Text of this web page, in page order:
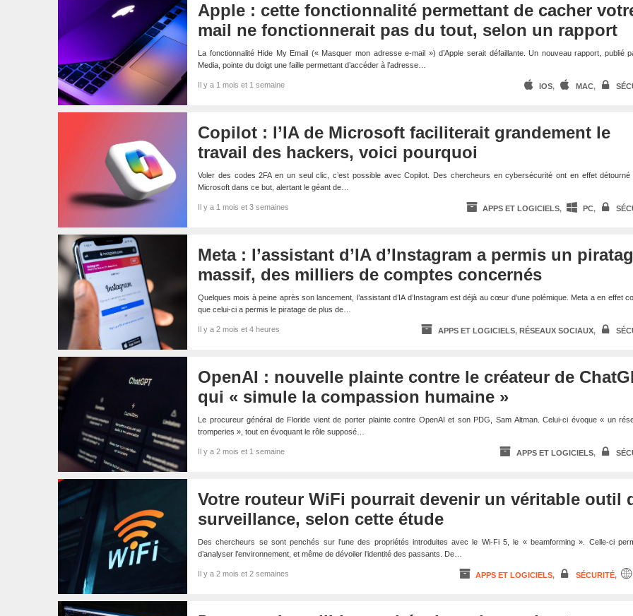
Apple : cette fonctionnalité permettant de cacher
mail ne fonctionnerait pas du tout, selon un rapport
La fonctionnalité Hide My Email (« Masquer mon adresse e-mail ») d’Apple serait défaillante. Un nouveau rapport, publié
Media, pointe du doigt une faille permettant d’accéder à l’adresse…
Il y a 1 mois et 1 semaine IOS, MAC,
Copilot : l’IA de Microsoft faciliterait grandement le
travail des hackers, voici pourquoi
Voler des codes 2FA en un seul clic, c’est possible avec Copilot. Des chercheurs en cybersécurité ont en effet détourné
Microsoft dans ce but, alertant le géant de…
Il y a 1 mois et 3 semaines APPS ET LOGICIELS, PC,
Meta : l’assistant d’IA d’Instagram a permis un
massif, des milliers de comptes concernés
Quelques mois à peine après son lancement, l’assistant d’IA d’Instagram est déjà au cœur d’une polémique. Meta a en effet
que celui-ci a permis le piratage de plus de…
Il y a 2 mois et 4 heures APPS ET LOGICIELS, RÉSEAUX SOCIAUX,
OpenAI : nouvelle plainte contre le créateur de
qui « simule la compassion humaine »
Le procureur général de Floride vient de porter plainte contre OpenAI et son PDG, Sam Altman. Celui-ci évoque « un
tromperies », tout en évoquant le rôle supposé…
Il y a 2 mois et 1 semaine APPS ET LOGICIELS,
Votre routeur WiFi pourrait devenir un véritable outil
surveillance, selon cette étude
Des chercheurs se sont penchés sur l’une des propriétés introduites avec le Wi-Fi 5, le « beamforming ». Celle-ci
d’analyser l’environnement, et même de dévoiler l’identité des passants. De…
Il y a 2 mois et 2 semaines APPS ET LOGICIELS, SÉCURITÉ,